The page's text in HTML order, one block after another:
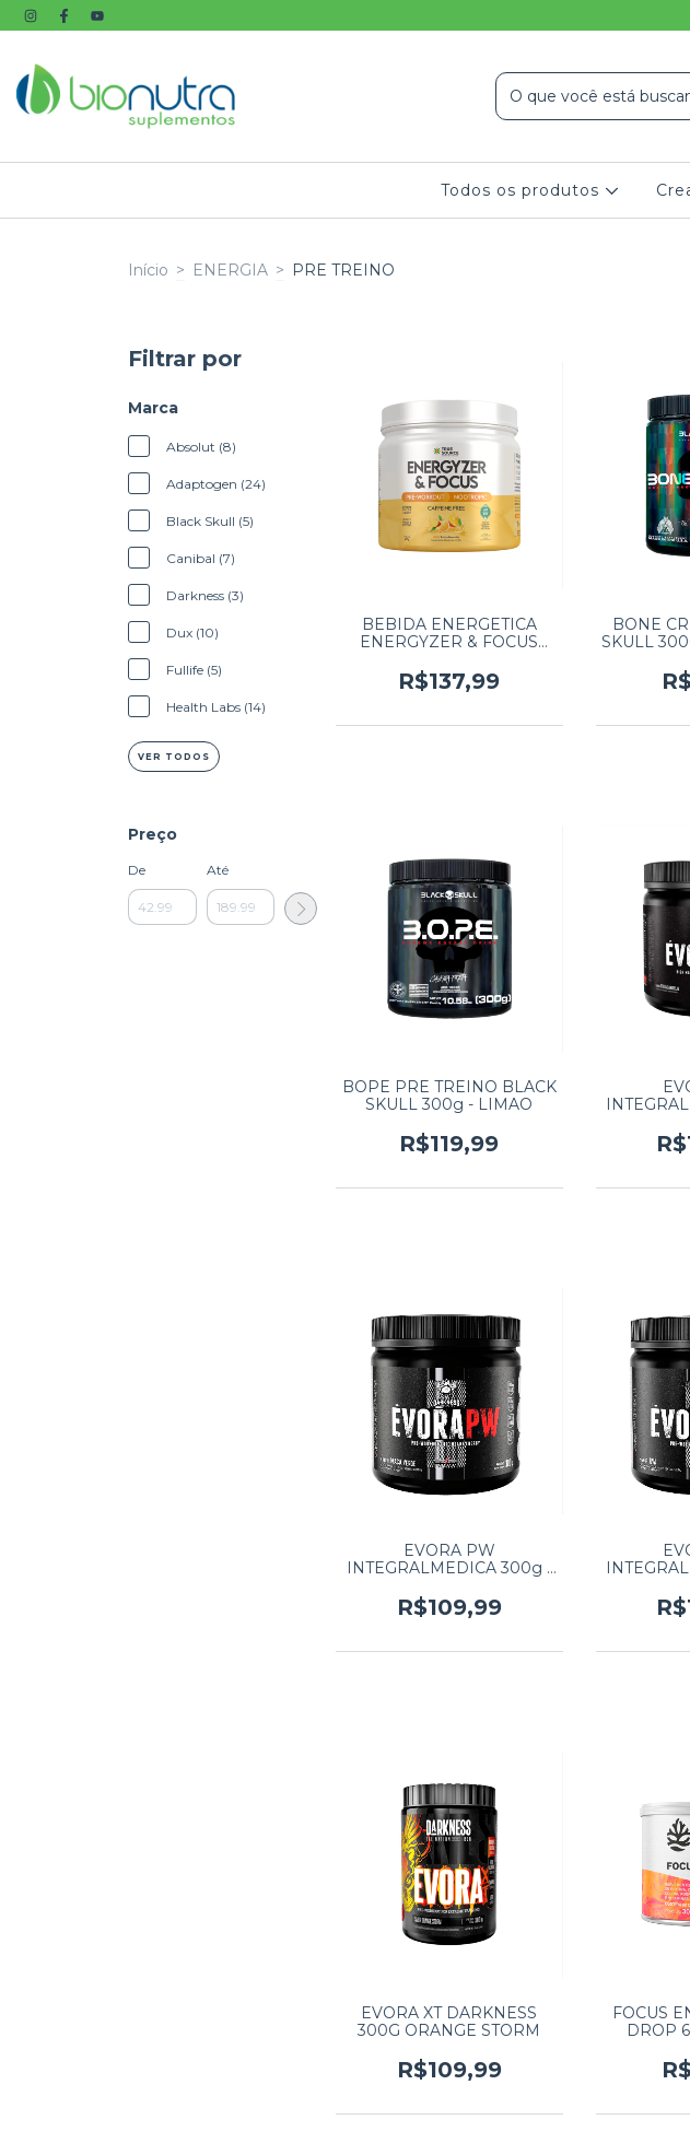
Todos os produtos
Início > ENERGIA > PRE TREINO
Filtrar por
Marca
Absolut (8)
Adaptogen (24)
Black Skull (5)
Canibal (7)
Darkness (3)
Dux (10)
Fullife (5)
Health Labs (14)
VER TODOS
Preço
De Até
BEBIDA ENERGETICA
ENERGYZER & FOCUS
FRUTAS AMARELAS
R$137,99
BONE
SKULL
BOPE PRE TREINO BLACK
SKULL 300g - LIMAO
R$119,99
EVORA PW
INTEGRALMEDICA 300g -
R$109,99
EVORA XT DARKNESS
300G ORANGE STORM
R$109,99
FOCUS
DROP